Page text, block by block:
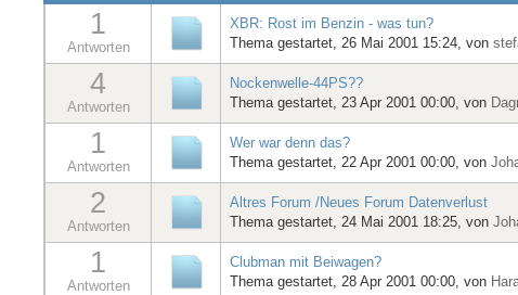
1
Antworten
XBR: Rost im Benzin - was tun?
Thema gestartet, 26 Mai 2001 15:24, von
4
Antworten
Nockenwelle-44PS??
Thema gestartet, 23 Apr 2001 00:00, von
1
Antworten
Wer war denn das?
Thema gestartet, 22 Apr 2001 00:00, von
2
Antworten
Altres Forum /Neues Forum Datenverlust
Thema gestartet, 24 Mai 2001 18:25, von
1
Antworten
Clubman mit Beiwagen?
Thema gestartet, 28 Apr 2001 00:00, von